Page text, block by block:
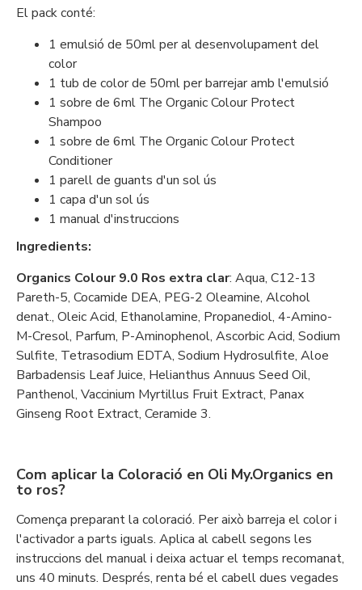
El pack conté:
1 emulsió de 50ml per al desenvolupament del
color
1 tub de color de 50ml per barrejar amb l'emulsió
1 sobre de 6ml The Organic Colour Protect
Shampoo
1 sobre de 6ml The Organic Colour Protect
Conditioner
1 parell de guants d'un sol ús
1 capa d'un sol ús
1 manual d'instruccions
Ingredients:
Organics Colour 9.0 Ros extra clar: Aqua, C12-13
Pareth-5, Cocamide DEA, PEG-2 Oleamine, Alcohol
denat., Oleic Acid, Ethanolamine, Propanediol, 4-Amino-
M-Cresol, Parfum, P-Aminophenol, Ascorbic Acid, Sodium
Sulfite, Tetrasodium EDTA, Sodium Hydrosulfite, Aloe
Barbadensis Leaf Juice, Helianthus Annuus Seed Oil,
Panthenol, Vaccinium Myrtillus Fruit Extract, Panax
Ginseng Root Extract, Ceramide 3.
Com aplicar la Coloració en Oli My.Organics en
to ros?
Comença preparant la coloració. Per això barreja el color i
l'activador a parts iguals. Aplica al cabell segons les
instruccions del manual i deixa actuar el temps recomanat,
uns 40 minuts. Després, renta bé el cabell dues vegades